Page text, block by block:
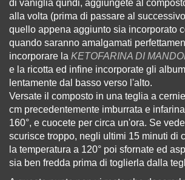
di vaniglia qundi, aggiungete al
alla volta (prima di passare al
quello appena aggiunto sia incorporato
quando saranno amalgamati
incorporare la KETOFARINA DI
e la ricotta ed infine incorporate gli
lentamente dal basso verso l'alto.
Versate il composto in una teglia a
cm precedentemente imburrata e
160°, e cuocete per circa un'ora. Se
scurisce troppo, negli ultimi 15 minuti di
la temperatura a 120° poi sfornate ed
sia ben fredda prima di toglierla dalla